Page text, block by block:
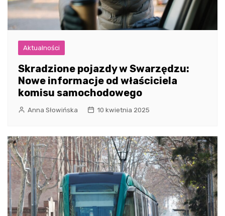
Aktualności
Skradzione pojazdy w Swarzędzu:
Nowe informacje od właściciela
komisu samochodowego
Anna Słowińska 10 kwietnia 2025